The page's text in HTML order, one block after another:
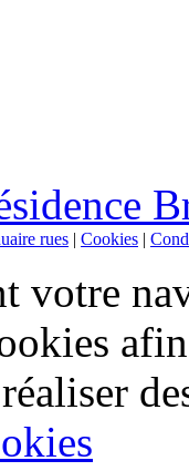
rues | Cookies |
votre